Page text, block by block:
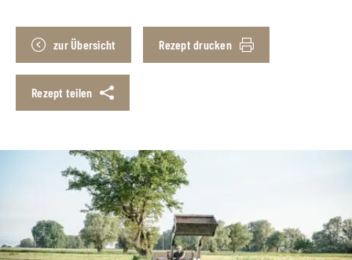
zur Übersicht Rezept drucken
Rezept teilen